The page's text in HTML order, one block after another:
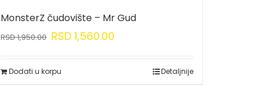
MonsterZ čudovište – Mr Gud
RSD1,950.00 RSD 1,560.00
Dodati u korpu Detaljnije